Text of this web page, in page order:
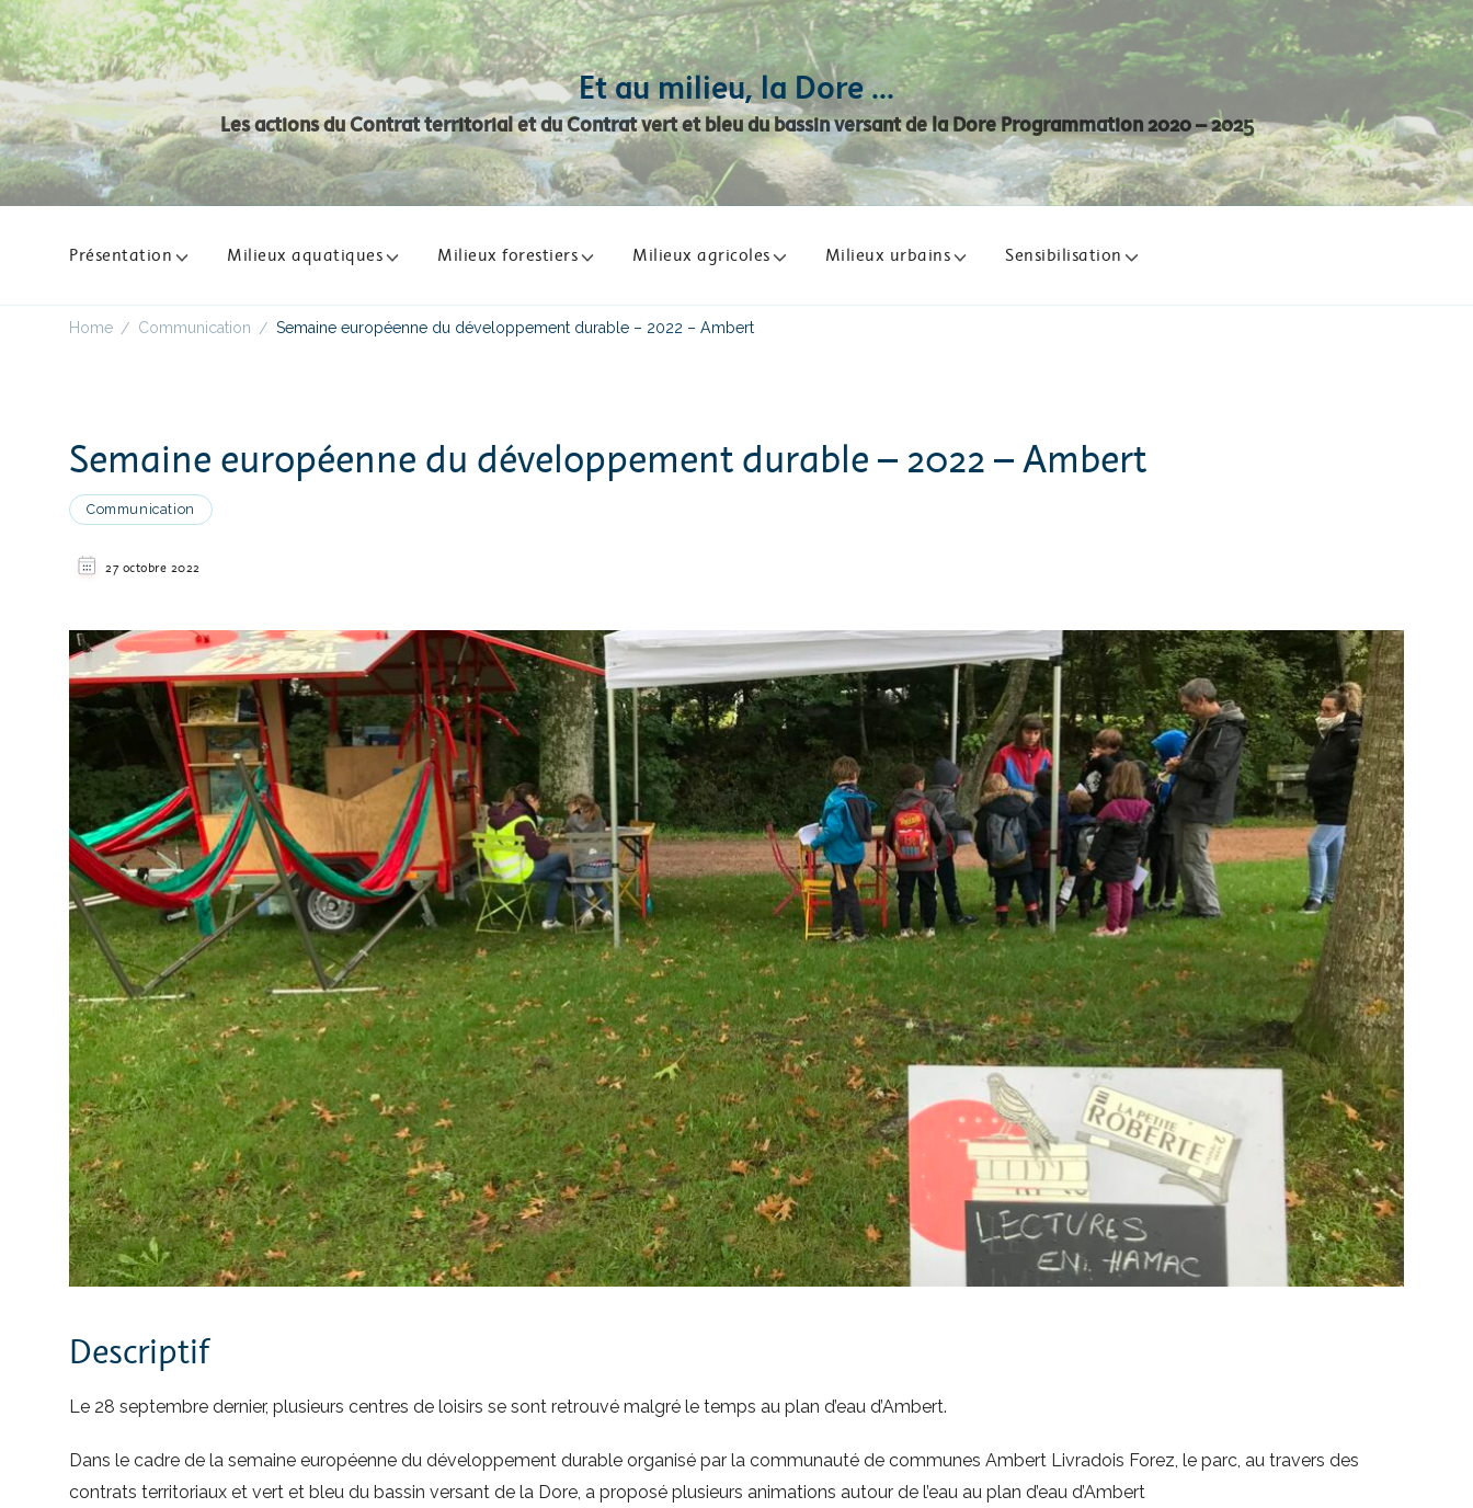
Et au milieu, la Dore …
Les actions du Contrat territorial et du Contrat vert et bleu du bassin versant de la Dore Programmation 2020 – 2025
Présentation Milieux aquatiques Milieux forestiers Milieux agricoles Milieux urbains Sensibilisation
Home / Communication / Semaine européenne du développement durable – 2022 – Ambert
Semaine européenne du développement durable – 2022 – Ambert
Communication
27 octobre 2022
Descriptif
Le 28 septembre dernier, plusieurs centres de loisirs se sont retrouvé malgré le temps au plan d’eau d’Ambert.
Dans le cadre de la semaine européenne du développement durable organisé par la communauté de communes Ambert Livradois Forez, le parc, au travers des
contrats territoriaux et vert et bleu du bassin versant de la Dore, a proposé plusieurs animations autour de l’eau au plan d’eau d’Ambert
Panneau de gestion des cookies